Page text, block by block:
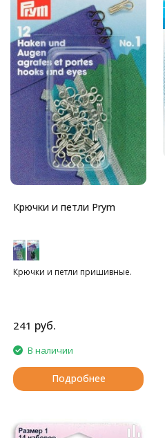
Крючки и петли Prym
Крючки и петли пришивные.
241 руб.
В наличии
Подробнее